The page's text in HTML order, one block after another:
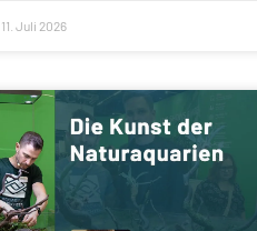
11. Juli 2026